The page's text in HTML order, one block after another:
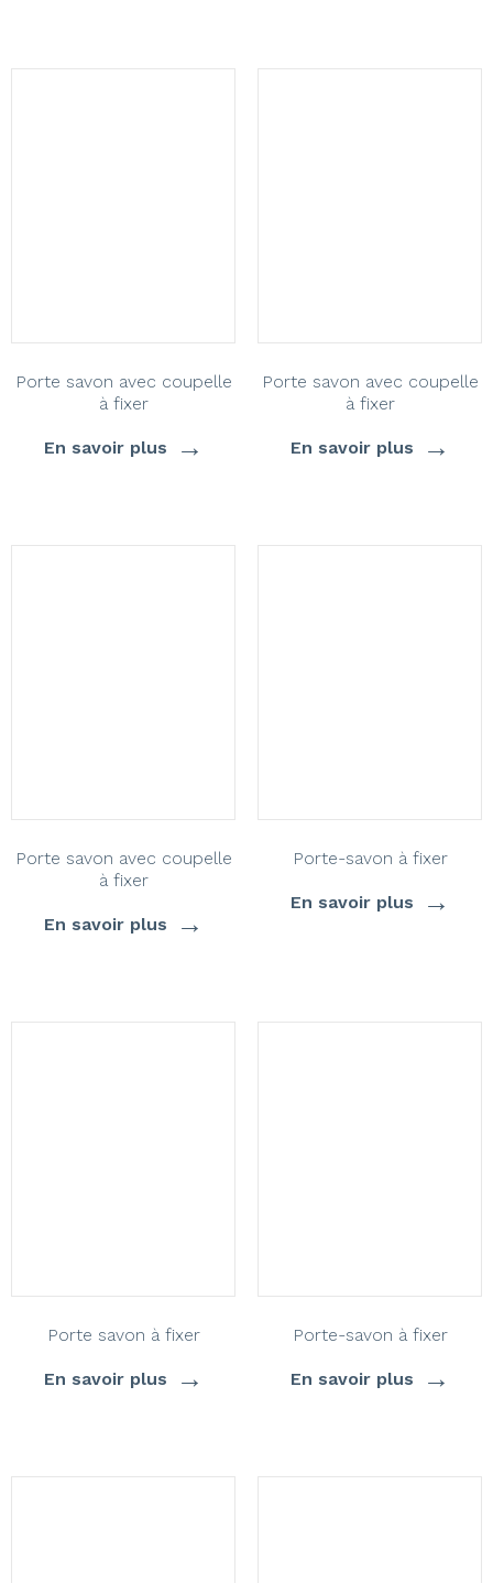
Porte savon avec coupelle
à fixer
En savoir plus →
Porte savon avec coupelle
à fixer
En savoir plus →
Porte savon avec coupelle
à fixer
En savoir plus →
Porte-savon à fixer
En savoir plus →
Porte savon à fixer
En savoir plus →
Porte-savon à fixer
En savoir plus →